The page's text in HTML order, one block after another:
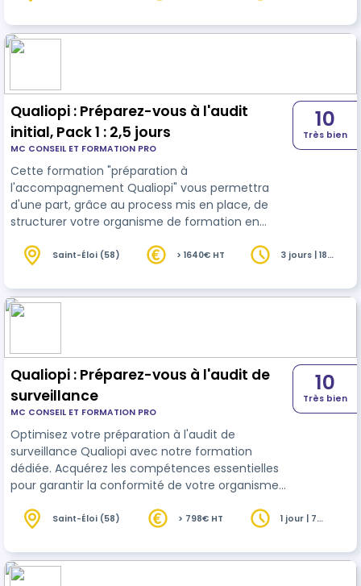
mois.
Qualiopi : Préparez-vous à l'audit
initial, Pack 1 : 2,5 jours
MC CONSEIL ET FORMATION PRO
Cette formation "préparation à
l'accompagnement Qualiopi" vous permettra
d'une part, grâce au process mis en place, de
structurer votre organisme de formation en
d'autre part d'aborder la journée d'audit le plus
10
Très bien
Saint-Éloi (58) > 1640€ HT
3 jours | 18
Qualiopi : Préparez-vous à l'audit de
surveillance
MC CONSEIL ET FORMATION PRO
Optimisez votre préparation à l'audit de
surveillance Qualiopi avec notre formation
dédiée. Acquérez les compétences essentielles
pour garantir la conformité de votre organisme
Certification Qualité.
10
Très bien
Saint-Éloi (58) > 798€ HT
1 jour | 7